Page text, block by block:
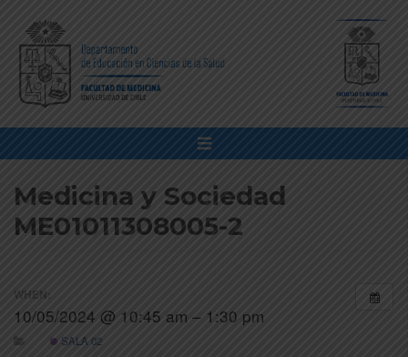
Medicina y Sociedad
ME01011308005-2
WHEN:
10/05/2024 @ 10:45 am – 1:30 pm
SALA 02